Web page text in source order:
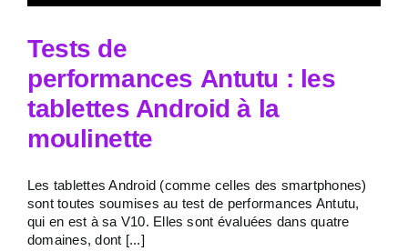
Tests de
performances Antutu : les
tablettes Android à la
moulinette
Les tablettes Android (comme celles des smartphones)
sont toutes soumises au test de performances Antutu,
qui en est à sa V10. Elles sont évaluées dans quatre
domaines, dont [...]